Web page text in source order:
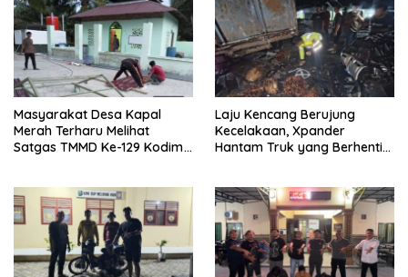
Masyarakat Desa Kapal
Merah Terharu Melihat
Satgas TMMD Ke-129 Kodim
Mushollah Al Maghribi
Laju Kencang Berujung
Kecelakaan, Xpander
Hantam Truk yang Berhenti